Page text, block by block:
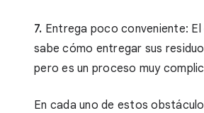
7. Entrega poco conveniente:
sabe cómo entregar sus
pero es un proceso muy
En cada uno de estos